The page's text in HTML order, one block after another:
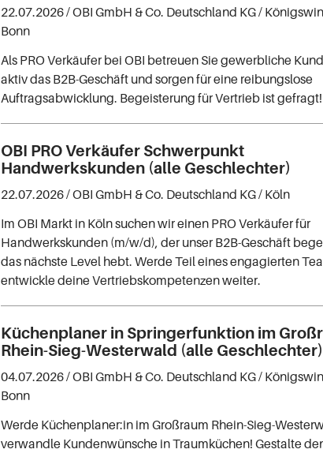
22.07.2026 /OBI GmbH & Co. Deutschland KG/
Bonn
Als PRO Verkäufer bei OBI betreuen Sie gewerbliche
aktiv das B2B-Geschäft und sorgen für eine reibungslose
Auftragsabwicklung. Begeisterung für Vertrieb ist gefragt!
OBI PRO Verkäufer Schwerpunkt
Handwerkskunden (alle Geschlechter)
22.07.2026 /OBI GmbH & Co. Deutschland KG/ Köln
Im OBI Markt in Köln suchen wir einen PRO Verkäufer für
Handwerkskunden (m/w/d), der unser B2B-Geschäft
das nächste Level hebt. Werde Teil eines engagierten
entwickle deine Vertriebskompetenzen weiter.
Küchenplaner in Springerfunktion im
Rhein-Sieg-Westerwald (alle Geschlechter)
04.07.2026 /OBI GmbH & Co. Deutschland KG/
Bonn
Werde Küchenplaner:in im Großraum Rhein-Sieg-
verwandle Kundenwünsche in Traumküchen! Gestalte